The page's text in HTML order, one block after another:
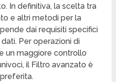
In definitiva, la scelta tra
e altri metodi per la
dai requisiti specifici
Per operazioni di
un maggiore controllo
il Filtro avanzato è